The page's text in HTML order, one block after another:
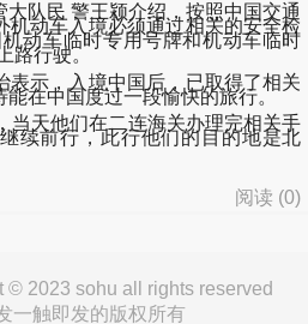
队民 警王颍介绍，按照中国交通
机动车入境必须通过相关的安全检
动车临时专用号牌和机动车临时
路行驶。
示，入境中国后，已取得了相关
在中国度过一段愉快的旅行。
天他们在二连海关办理完相关手
续前行，此行他们的目的地是北
阅读 (0)
© 2023 sohu all rights reserved
一触即发的版权所有